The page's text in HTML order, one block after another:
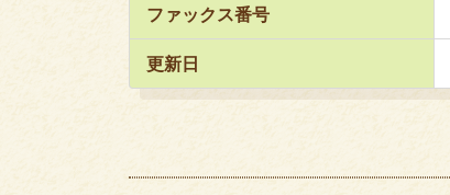
ファックス番号
更新日